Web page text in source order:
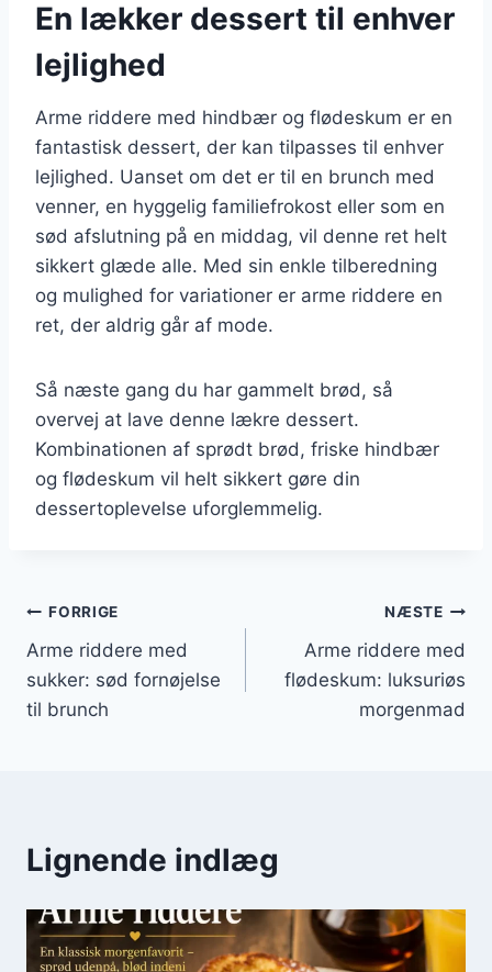
En lækker dessert til enhver
lejlighed
Arme riddere med hindbær og flødeskum er en
fantastisk dessert, der kan tilpasses til enhver
lejlighed. Uanset om det er til en brunch med
venner, en hyggelig familiefrokost eller som en
sød afslutning på en middag, vil denne ret helt
sikkert glæde alle. Med sin enkle tilberedning
og mulighed for variationer er arme riddere en
ret, der aldrig går af mode.
Så næste gang du har gammelt brød, så
overvej at lave denne lækre dessert.
Kombinationen af sprødt brød, friske hindbær
og flødeskum vil helt sikkert gøre din
dessertoplevelse uforglemmelig.
Indlægsnavigation
FORRIGE
Arme riddere med
sukker: sød fornøjelse
til brunch
NÆSTE
Arme riddere med
flødeskum: luksuriøs
morgenmad
Lignende indlæg